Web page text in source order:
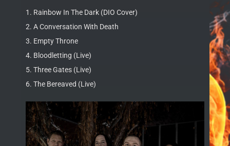
1. Rainbow In The Dark (DIO Cover)
2. A Conversation With Death
3. Empty Throne
4. Bloodletting (Live)
5. Three Gates (Live)
6. The Bereaved (Live)